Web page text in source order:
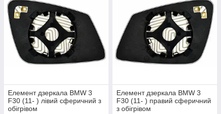
Елемент дзеркала BMW 3
F30 (11- ) лівий сферичний з
обігрівом
Елемент дзеркала BMW 3
F30 (11- ) правий сферичний
з обігрівом